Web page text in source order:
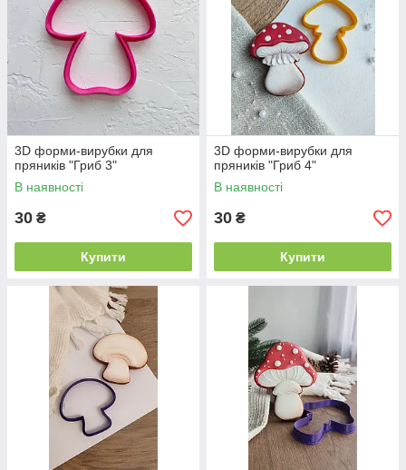
3D форми-вирубки для
пряників "Гриб 3"
В наявності
30 ₴
Купити
3D форми-вирубки для
пряників "Гриб 4"
В наявності
30 ₴
Купити